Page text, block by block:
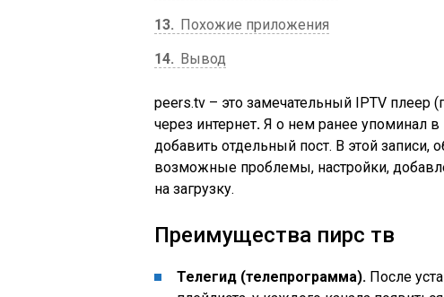
13
Похожие приложения
14
Вывод
peers.tv – это замечательный IPTV
через интернет. Я о нем ранее упоминал в
добавить отдельный пост. В этой
возможные проблемы, настройки,
на загрузку.
Преимущества пирс тв
Телегид (телепрограмма). После